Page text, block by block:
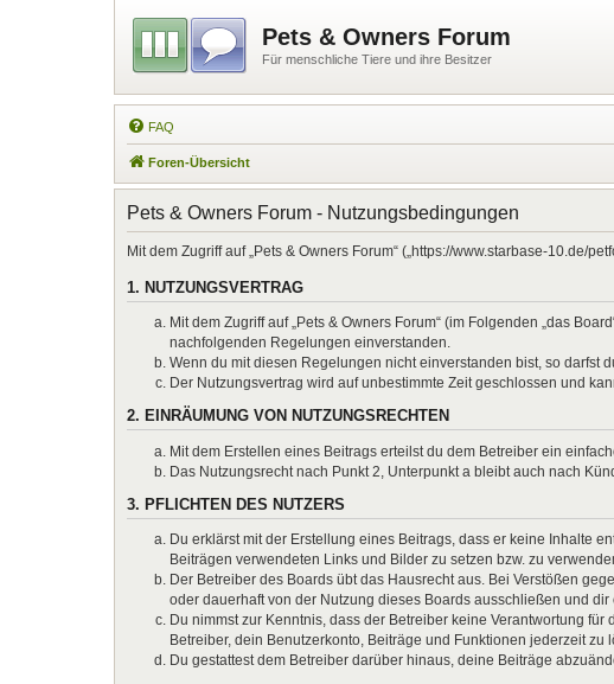
Pets & Owners Forum
Für menschliche Tiere und ihre Besitzer
FAQ
Foren-Übersicht
Pets & Owners Forum - Nutzungsbedingungen
Mit dem Zugriff auf „Pets & Owners Forum“ („https://www.starbase-10.de/
1. NUTZUNGSVERTRAG
Mit dem Zugriff auf „Pets & Owners Forum“ (im Folgenden „das
nachfolgenden Regelungen einverstanden.
Wenn du mit diesen Regelungen nicht einverstanden bist, so darfst
Der Nutzungsvertrag wird auf unbestimmte Zeit geschlossen und
2. EINRÄUMUNG VON NUTZUNGSRECHTEN
Mit dem Erstellen eines Beitrags erteilst du dem Betreiber ein
Das Nutzungsrecht nach Punkt 2, Unterpunkt a bleibt auch nach
3. PFLICHTEN DES NUTZERS
Du erklärst mit der Erstellung eines Beitrags, dass er keine Inhalte
Beiträgen verwendeten Links und Bilder zu setzen bzw. zu
Der Betreiber des Boards übt das Hausrecht aus. Bei Verstößen
oder dauerhaft von der Nutzung dieses Boards ausschließen und
Du nimmst zur Kenntnis, dass der Betreiber keine Verantwortung
Betreiber, dein Benutzerkonto, Beiträge und Funktionen jederzeit zu
Du gestattest dem Betreiber darüber hinaus, deine Beiträge